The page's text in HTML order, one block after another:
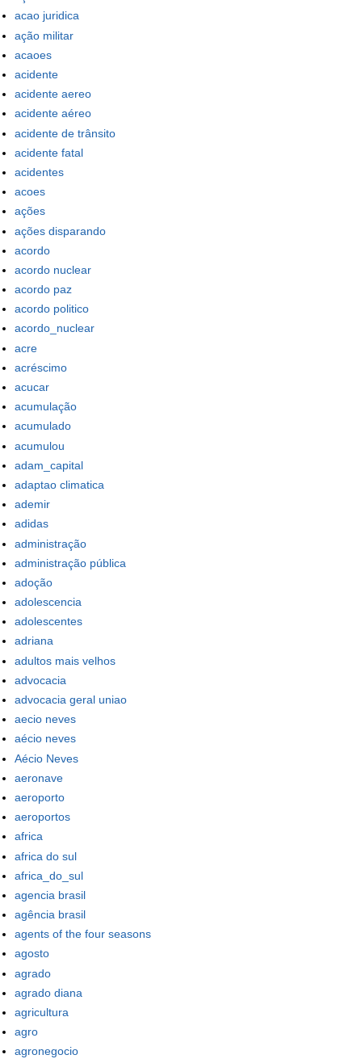
acao juridica
ação militar
acaoes
acidente
acidente aereo
acidente aéreo
acidente de trânsito
acidente fatal
acidentes
acoes
ações
ações disparando
acordo
acordo nuclear
acordo paz
acordo politico
acordo_nuclear
acre
acréscimo
acucar
acumulação
acumulado
acumulou
adam_capital
adaptao climatica
ademir
adidas
administração
administração pública
adoção
adolescencia
adolescentes
adriana
adultos mais velhos
advocacia
advocacia geral uniao
aecio neves
aécio neves
Aécio Neves
aeronave
aeroporto
aeroportos
africa
africa do sul
africa_do_sul
agencia brasil
agência brasil
agents of the four seasons
agosto
agrado
agrado diana
agricultura
agro
agronegocio